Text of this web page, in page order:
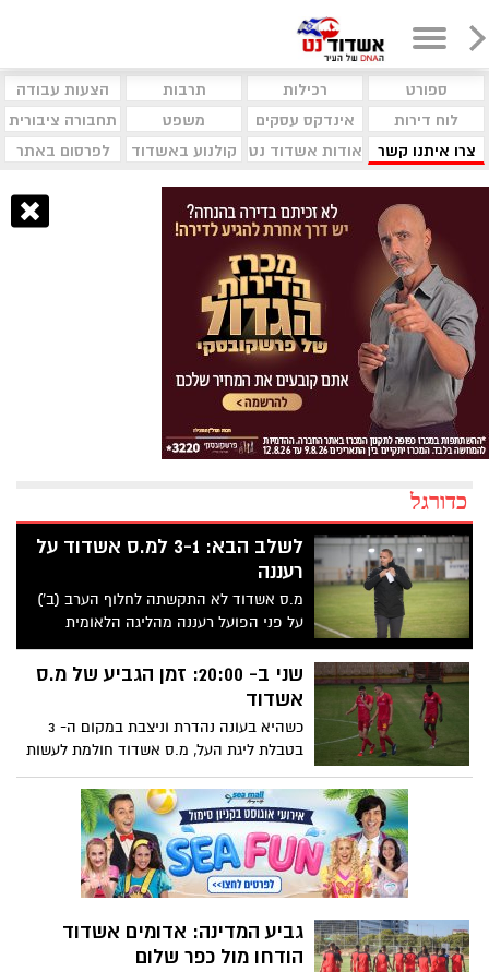
ספורט רכילות תרבות
הצעות עבודה
לוח דירות
אינדקס עסקים משפט
תחבורה ציבורית
צרו איתנו קשר
אודות אשדוד נט קולנוע באשדוד לפרסום באתר
כדורגל
לשלב הבא: 3-1 למ.ס אשדוד על
רעננה
מ.ס אשדוד לא התקשתה לחלוף הערב (ב')
על פני הפועל רעננה מהליגה הלאומית
בדרכה לשלב הבא בגביע המדינה. אשדוד של
בן שמעון גברה 3-1 על רעננה בדרכה לשלב
הבא. גורדנה, בקאיוקו וטוראל כבשו
שני ב- 20:00: זמן הגביע של מ.ס
אשדוד
כשהיא בעונה נהדרת וניצבת במקום ה- 3
בטבלת ליגת העל, מ.ס אשדוד חולמת לעשות
משהו היסטורי גם בגביע המדינה. בשני בערב
(20:00) תחל הקבוצה של רן בן שמעון את
המסע לגביע במפגש ביתי מול הפועל רעננה
מהליגה הלאומית. עוז בילו עשוי לקבל את
חולצת ההרכב
גביע המדינה: אדומים אשדוד
הודחו מול כפר שלום